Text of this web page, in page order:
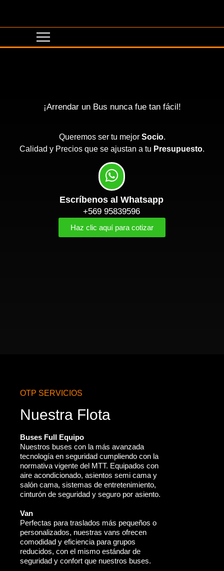
¡Arrendar un Bus nunca fue tan fácil!
Queremos ser tu mejor Socio.
Calidad y Precios que se ajustan a tu Presupuesto.
Escríbenos al Whatsapp
+569 95839596
Haz clic aquí para cotizar
OTP SERVICIOS
Nuestra Flota
Buses Full Equipo
Nuestros buses con la más avanzada
tecnología en seguridad cumpliendo con la
normativa vigente del MTT. Equipados con
aire acondicionado, asientos semi cama y
salón cama, sistemas de entretenimiento,
cinturón de seguridad y seguro por asiento.
Van
Perfectas para traslados más pequeños o
personalizados, nuestras vans ofrecen
comodidad y eficiencia para grupos
reducidos, con el mismo estándar de
seguridad y confort que nuestros buses.